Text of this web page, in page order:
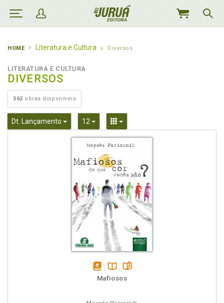
MEU
HOME Literatura e Cultura Diversos
LITERATURA E CULTURA
DIVERSOS
362 obras disponíveis
Dt. Lançamento Toggle Dropdown
12 Toggle DropdownToggle Dropdown
disponível
Disponível
páginas
Mafiosos